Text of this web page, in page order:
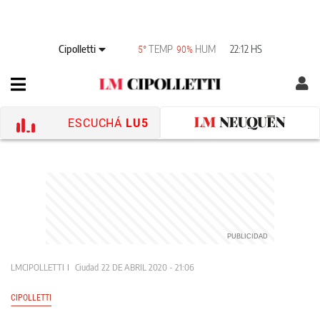
Cipolletti 5° TEMP 90% HUM 22:12 HS
ESCUCHÁ LU5
LMCIPOLLETTI Ciudad 22 DE ABRIL 2020 - 21:06
CIPOLLETTI